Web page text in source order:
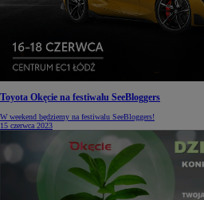
Toyota Okęcie na festiwalu SeeBloggers
W weekend będziemy na festiwalu SeeBloggers!
15 czerwca 2023